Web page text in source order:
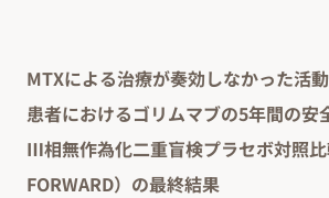
MTXによる治療が奏効しなかった活
患者におけるゴリムマブの5年間の安
Ⅲ相無作為化二重盲検プラセボ対照
FORWARD）の最終結果